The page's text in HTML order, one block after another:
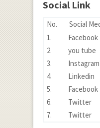
Social Link
No. Social
1.
Facebook
2.
you tube
3.
Instagram
4.
Linkedin
5.
Facebook
6.
Twitter
7.
Twitter